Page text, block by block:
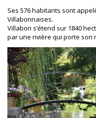
Ses 576 habitants sont
Villabonnaises.
Villabon s’étend sur 1840
par une rivière qui porte son